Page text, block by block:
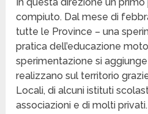
compiuto. Dal mese di
tutte le Province – una
pratica dell’educazione
sperimentazione si
realizzano sul territorio
Locali, di alcuni istituti
associazioni e di molti privati.